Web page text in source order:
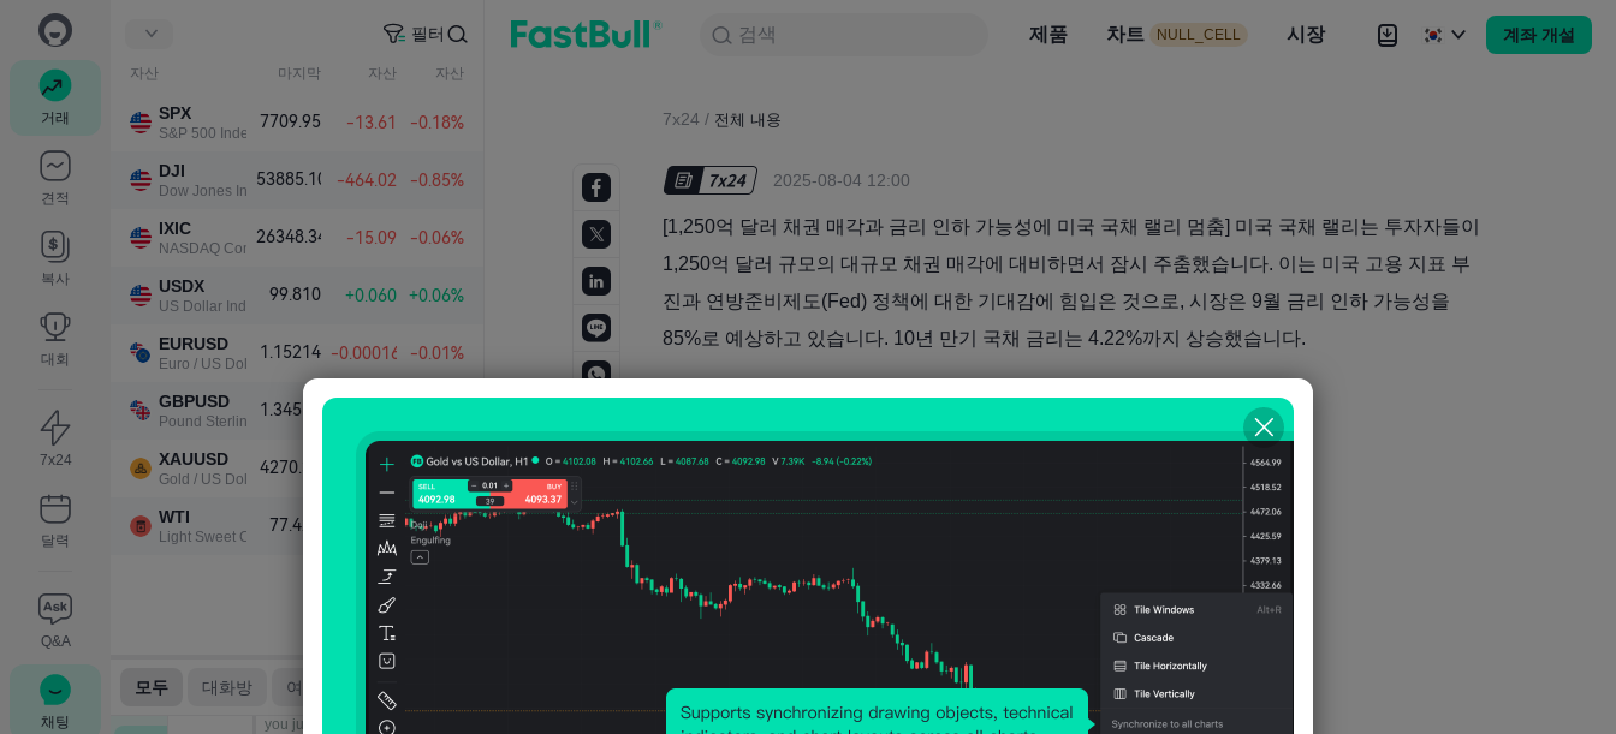
거래
견적
복사
대회
7x24
달력
Q&A
채팅
필터
자산 마지막 자산 자산
SPX
S&P 500 Index
7709.95 -13.61 -0.18%
DJI
Dow Jones Industrial Average
53885.10 -464.02 -0.85%
IXIC
NASDAQ Composite Index
26348.34 -15.09 -0.06%
USDX
US Dollar Index
99.810 +0.060 +0.06%
EURUSD
Euro / US Dollar
1.15214 -0.00016 -0.01%
GBPUSD
Pound Sterling / US Dollar
1.34514
XAUUSD
Gold / US Dollar
4270.33 +30.31 +0.71%
WTI
Light Sweet Crude Oil
77.425 +0.086 +0.11%
검색 제품 차트 NULL_CELL 시장 계좌 개설
검색
NULL_CELL 시장 뉴스 전략 Brokers 더
7x24 / 전체 내용
2025-08-04 12:00
[1,250억 달러 채권 매각과 금리 인하 가능성에 미국 국채 랠리 멈춤] 미국 국채 랠리는 투자자들이
1,250억 달러 규모의 대규모 채권 매각에 대비하면서 잠시 주춤했습니다. 이는 미국 고용 지표 부
진과 연방준비제도(Fed) 정책에 대한 기대감에 힘입은 것으로, 시장은 9월 금리 인하 가능성을
85%로 예상하고 있습니다. 10년 만기 국채 금리는 4.22%까지 상승했습니다.